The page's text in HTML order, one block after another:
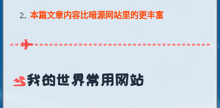
本篇文章内容比暗源网站里的更丰富
我的世界常用网站